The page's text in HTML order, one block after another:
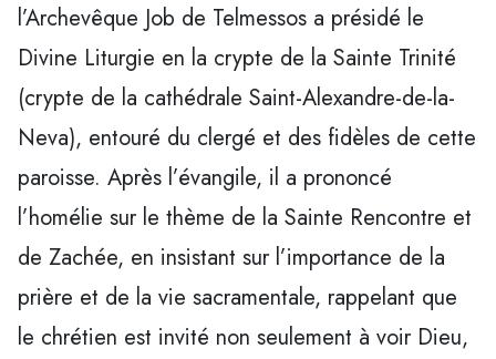
l’Archevêque Job de Telmessos a présidé le
Divine Liturgie en la crypte de la Sainte Trinité
(crypte de la cathédrale Saint-Alexandre-de-la-
Neva), entouré du clergé et des fidèles de cette
paroisse. Après l’évangile, il a prononcé
l’homélie sur le thème de la Sainte Rencontre et
de Zachée, en insistant sur l’importance de la
prière et de la vie sacramentale, rappelant que
le chrétien est invité non seulement à voir Dieu,